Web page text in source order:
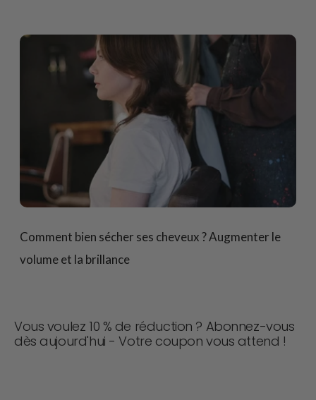
Comment bien sécher ses cheveux ? Augmenter le
volume et la brillance
Vous voulez 10 % de réduction ? Abonnez-vous
dès aujourd'hui - Votre coupon vous attend !